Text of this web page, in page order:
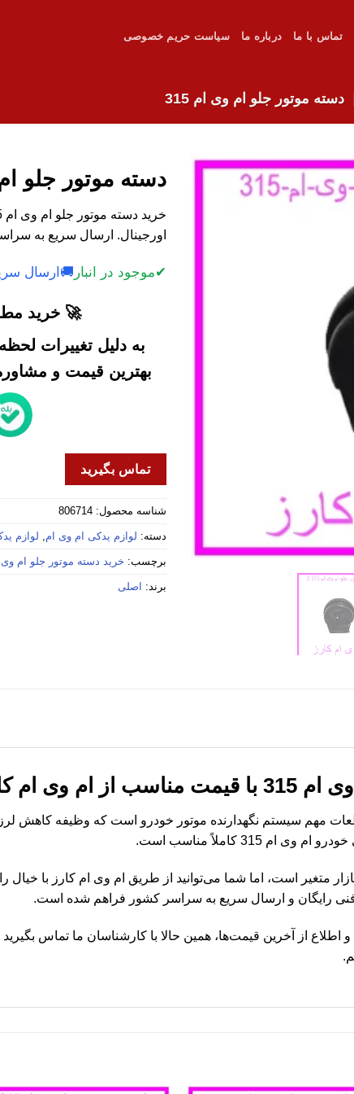
تماس با ما درباره ما سیاست حریم خصوصی
| دسته موتور جلو ام وی ام 315
دسته موتور جلو ام
اورجینال. ارسال سریع به
✔موجود در انبار 🚚 ارسال
🚀 خرید
به دلیل تغییرات
بهترین قیمت و
تماس بگیرید
شناسه محصول: 806714
دسته: لوازم یدکی ام وی ام لوازم
برچسب: خرید دسته موتور جلو ام وی ام
برند: اصلی
وی ام کارز
ام وی ام 315 یکی از قطعات مهم سیستم نگهدارنده موتور خودرو است که وظیفه
کاملاً مناسب است.
دسته موتور جلو ام وی ام 315 در بازار متغیر است، اما شما می‌توانید از طریق ام وی
فنی رایگان و ارسال سریع به سراسر کشور فراهم شده است.
برای خرید دسته موتور جلو ام وی ام 315 و اطلاع از آخرین قیمت‌ها، همین حالا با کارشناسان